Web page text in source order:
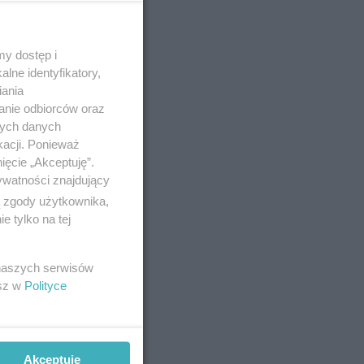
i
dostęp i
identyfikatory,
odbiorców oraz
danych
Ponieważ
„Akceptuję”.
znajdujący
użytkownika,
tylko na tej
serwisów
w Polityce
Akceptuję